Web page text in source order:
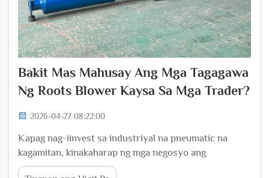
Bakit Mas Mahusay Ang Mga Tagagawa
Ng Roots Blower Kaysa Sa Mga Trader?
2026-04-27 08:22:00
Kapag nag-iinvest sa industriyal na pneumatic na
kagamitan, kinakaharap ng mga negosyo ang
mahalagang desisyon kung bibilhin ba ang kagamitan